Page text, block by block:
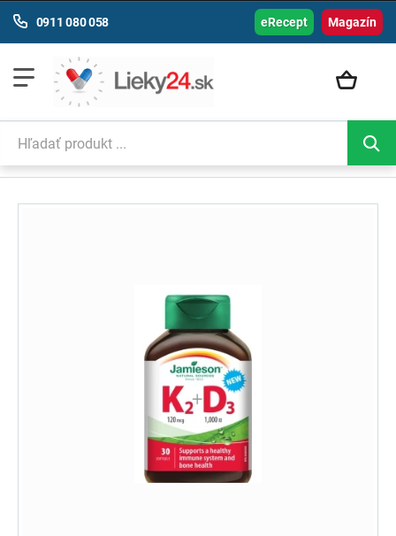
Magazín
0911 080 058 eRecept